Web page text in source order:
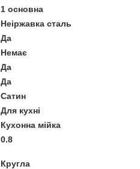
1 основна
Неіржавка сталь
Да
Немає
Да
Да
Сатин
Для кухні
Кухонна мійка
0.8
Кругла